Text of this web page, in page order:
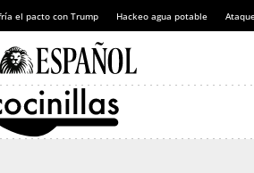
el pacto con Trump Hackeo agua potable